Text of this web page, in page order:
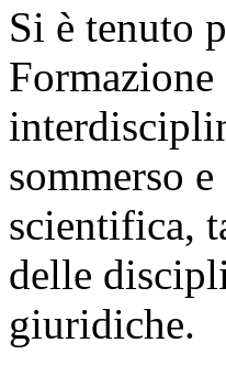
Si è tenuto
sommerso
scientifica,
delle
giuridiche.